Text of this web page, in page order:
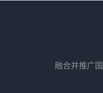
融合并推广